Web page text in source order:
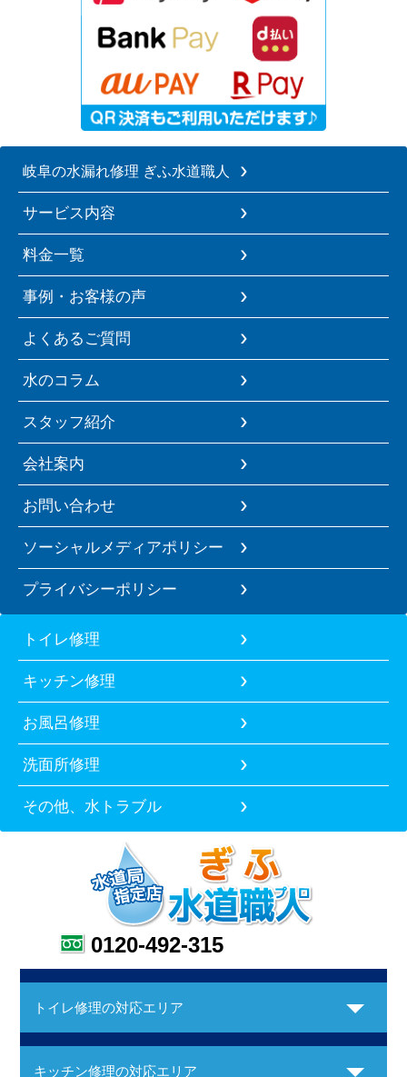
岐阜の水漏れ修理 ぎふ水道職人
サービス内容
料金一覧
事例・お客様の声
よくあるご質問
水のコラム
スタッフ紹介
会社案内
お問い合わせ
ソーシャルメディアポリシー
プライバシーポリシー
トイレ修理
キッチン修理
お風呂修理
洗面所修理
その他、水トラブル
0120-492-315
トイレ修理の対応エリア
キッチン修理の対応エリア